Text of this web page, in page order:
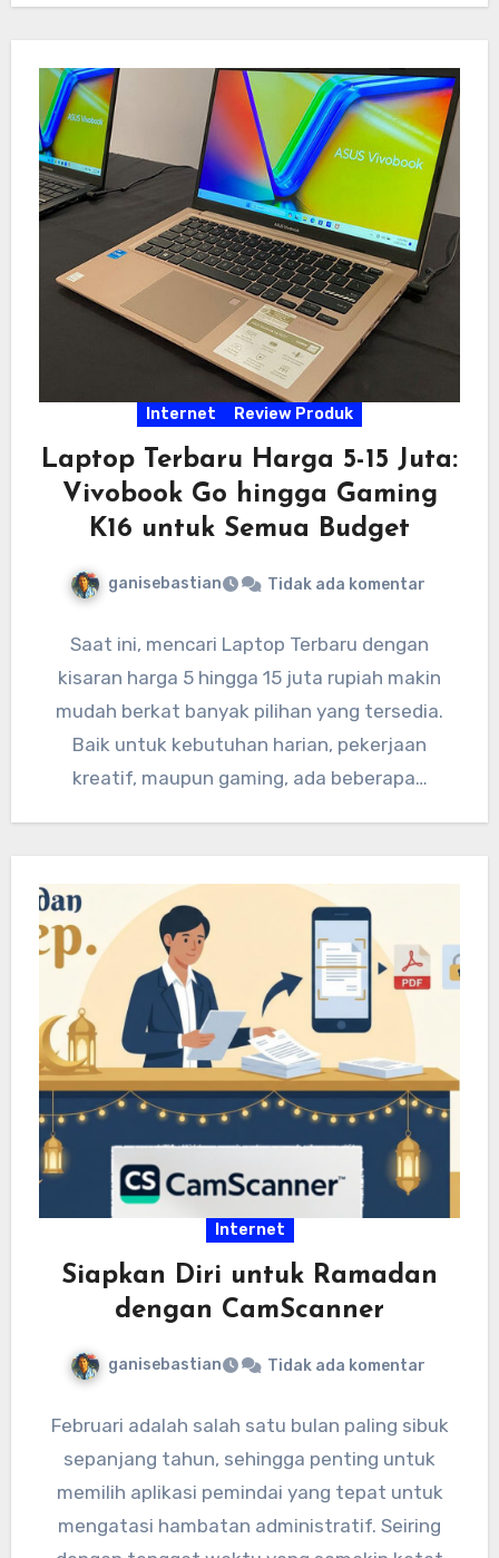
Internet Review Produk
Laptop Terbaru Harga 5-15 Juta:
Vivobook Go hingga Gaming
K16 untuk Semua Budget
ganisebastian Tidak ada komentar
Saat ini, mencari Laptop Terbaru dengan
kisaran harga 5 hingga 15 juta rupiah makin
mudah berkat banyak pilihan yang tersedia.
Baik untuk kebutuhan harian, pekerjaan
kreatif, maupun gaming, ada beberapa…
Internet
Siapkan Diri untuk Ramadan
dengan CamScanner
ganisebastian Tidak ada komentar
Februari adalah salah satu bulan paling sibuk
sepanjang tahun, sehingga penting untuk
memilih aplikasi pemindai yang tepat untuk
mengatasi hambatan administratif. Seiring